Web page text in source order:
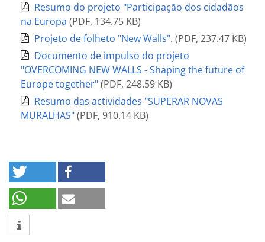
Resumo do projeto "Participação dos cidadãos
na Europa (PDF, 134.75 KB)
Projeto de folheto "New Walls". (PDF, 237.47 KB)
Documento de impulso do projeto
"OVERCOMING NEW WALLS - Shaping the future of
Europe together"(PDF, 248.59 KB)
Resumo das actividades "SUPERAR NOVAS
MURALHAS"(PDF, 910.14 KB)